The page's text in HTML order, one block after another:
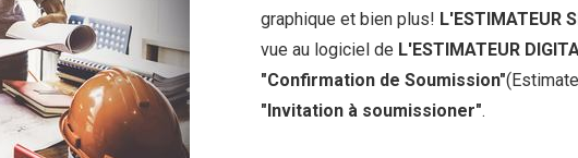
graphique et bien plus! L'ESTIMATEUR
vue au logiciel de L'ESTIMATEUR
"Confirmation de Soumission"
"Invitation à soumissioner"